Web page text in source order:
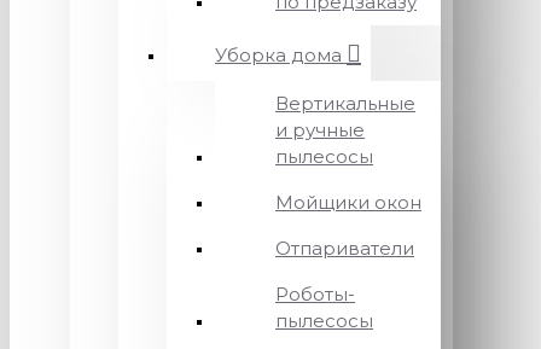
Уборка дома
Вертикальные
и ручные
пылесосы
Мойщики окон
Отпариватели
Роботы-
пылесосы